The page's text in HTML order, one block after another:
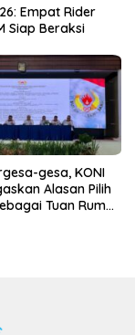
Empat Rider
Siap Beraksi
gesa, KONI
Alasan Pilih
Tuan Rumah